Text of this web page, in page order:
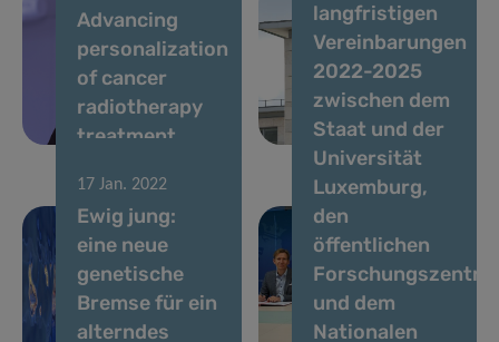
Advancing
personalization
of cancer
radiotherapy
treatment
24 Jan. 2022
Die Stimme als
Indikator für
Krankheiten
17 Jan. 2022
Ewig jung:
eine neue
genetische
Bremse für ein
alterndes
langfristigen
Vereinbarungen
2022-2025
zwischen dem
Staat und der
Universität
Luxemburg,
den
öffentlichen
und dem
Nationalen